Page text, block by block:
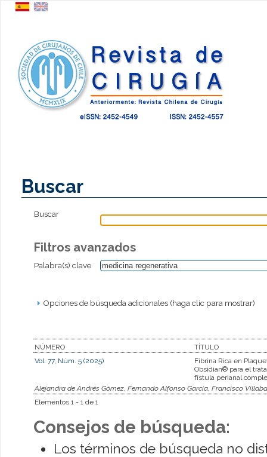
Buscar
Buscar
Filtros avanzados
Palabra(s) clave
Opciones de búsqueda adicionales (haga clic para mostrar)
NÚMERO
TÍTULO
Vol. 77, Núm. 5 (2025)
Fibrina Rica en
Obsidian® para el
fístula perianal
Alejandra de Andrés Gómez, Fernando Alfonso García, Francisco
Elementos 1 - 1 de 1
Consejos de búsqueda:
Los términos de búsqueda no